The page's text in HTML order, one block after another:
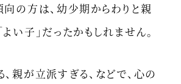
向の方は、幼少期からわりと親
い子」だったかもしれません。
親が立派すぎる、などで、心の